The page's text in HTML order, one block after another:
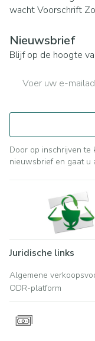
wachtVoorschrift
Nieuwsbrief
Blijf op de hoogte
Door op inschrijven te
nieuwsbrief en gaat u
Juridische links
Algemene
ODR-platform